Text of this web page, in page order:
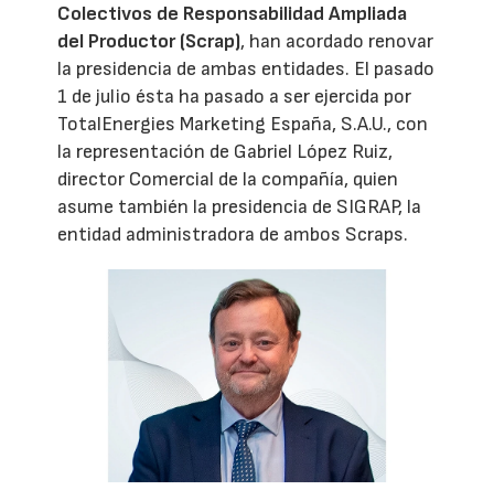
Colectivos de Responsabilidad Ampliada
del Productor (Scrap), han acordado renovar
la presidencia de ambas entidades. El pasado
1 de julio ésta ha pasado a ser ejercida por
TotalEnergies Marketing España, S.A.U., con
la representación de Gabriel López Ruiz,
director Comercial de la compañía, quien
asume también la presidencia de SIGRAP, la
entidad administradora de ambos Scraps.